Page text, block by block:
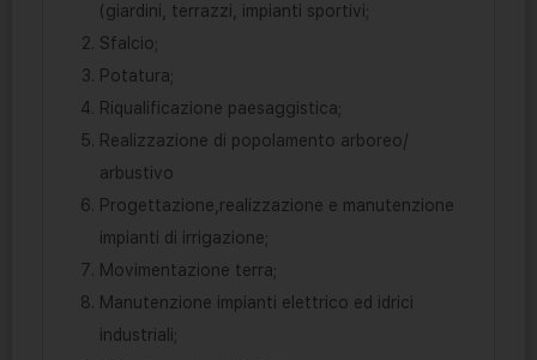
(giardini, terrazzi, impianti sportivi;
Sfalcio;
Potatura;
Riqualificazione paesaggistica;
Realizzazione di popolamento arboreo/
arbustivo
Progettazione,realizzazione e manutenzione
impianti di irrigazione;
Movimentazione terra;
Manutenzione impianti elettrico ed idrici
industriali;